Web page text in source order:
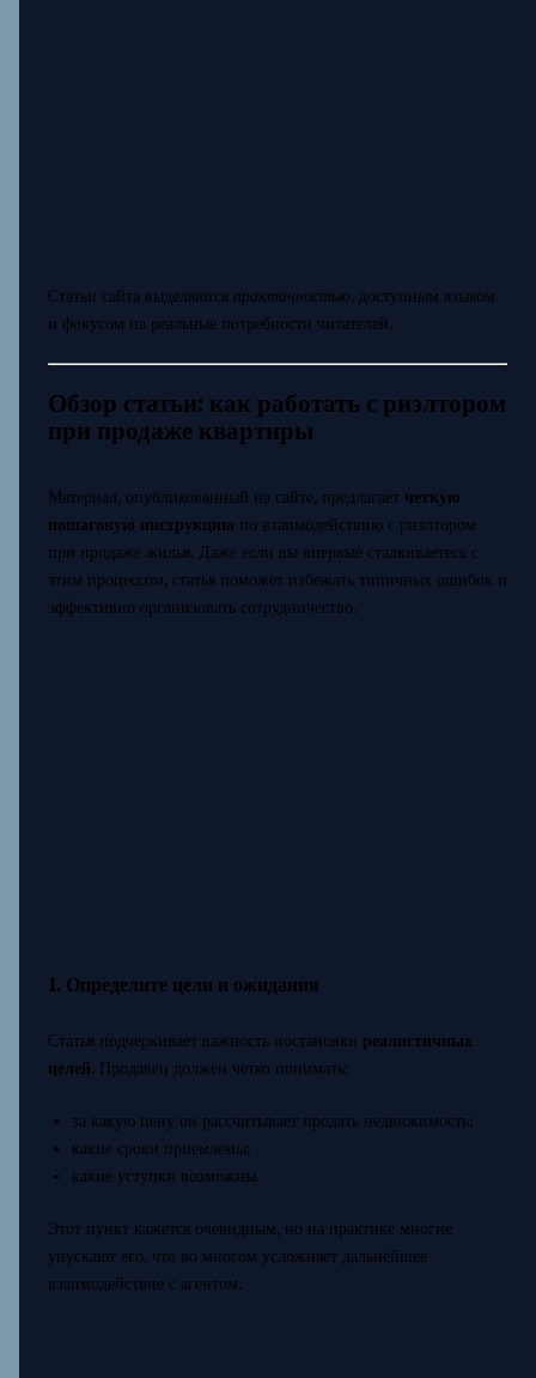
Статьи сайта выделяются практичностью, доступным языком
и фокусом на реальные потребности читателей.
Обзор статьи: как работать с риэлтором
при продаже квартиры
Материал, опубликованный на сайте, предлагает четкую
пошаговую инструкцию по взаимодействию с риэлтором
при продаже жилья. Даже если вы впервые сталкиваетесь с
этим процессом, статья поможет избежать типичных ошибок и
эффективно организовать сотрудничество.
1. Определите цели и ожидания
Статья подчеркивает важность постановки реалистичных
целей. Продавец должен четко понимать:
за какую цену он рассчитывает продать недвижимость;
какие сроки приемлемы;
какие уступки возможны.
Этот пункт кажется очевидным, но на практике многие
упускают его, что во многом усложняет дальнейшее
взаимодействие с агентом.